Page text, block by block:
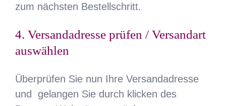
zum nächsten Bestellschritt.
4. Versandadresse prüfen / Versandart
auswählen
Überprüfen Sie nun Ihre Versandadresse
und gelangen Sie durch klicken des